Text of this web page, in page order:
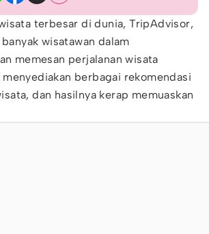
terbesar di dunia, TripAdvisor,
wisatawan dalam
memesan perjalanan wisata
berbagai rekomendasi
dan hasilnya kerap memuaskan